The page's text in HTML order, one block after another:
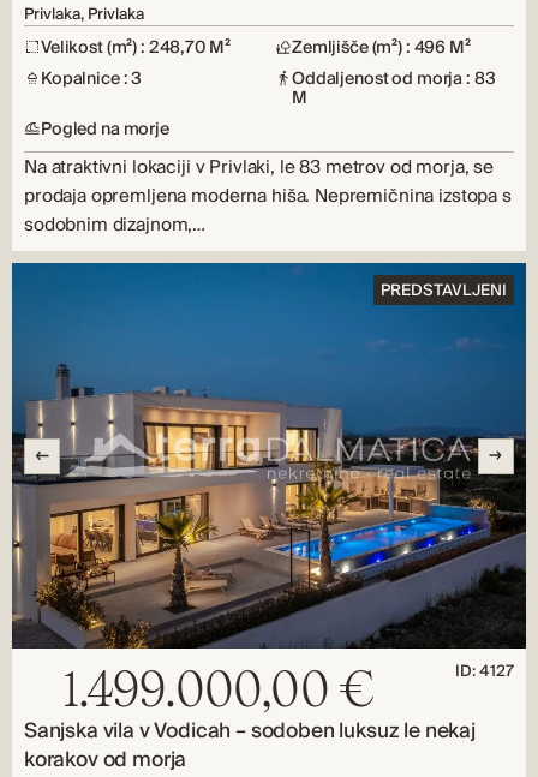
Privlaka, Privlaka
Velikost (m²) : 248,70 M²
Zemljišče (m²) : 496 M²
Kopalnice : 3
Oddaljenost od morja : 83
M
Pogled na morje
Na atraktivni lokaciji v Privlaki, le 83 metrov od morja, se
prodaja opremljena moderna hiša. Nepremičnina izstopa s
sodobnim dizajnom,…
PREDSTAVLJENI
1.499.000,00 € ID: 4127
Sanjska vila v Vodicah – sodoben luksuz le nekaj
korakov od morja